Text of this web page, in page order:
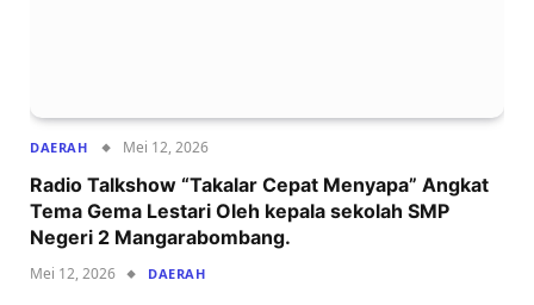
DAERAH Mei 12, 2026
Radio Talkshow “Takalar Cepat Menyapa” Angkat
Tema Gema Lestari Oleh kepala sekolah SMP
Negeri 2 Mangarabombang.
Mei 12, 2026 DAERAH